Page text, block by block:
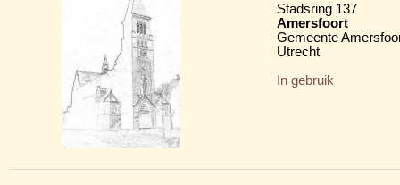
Stadsring 137
Amersfoort
Gemeente
Utrecht
In gebruik